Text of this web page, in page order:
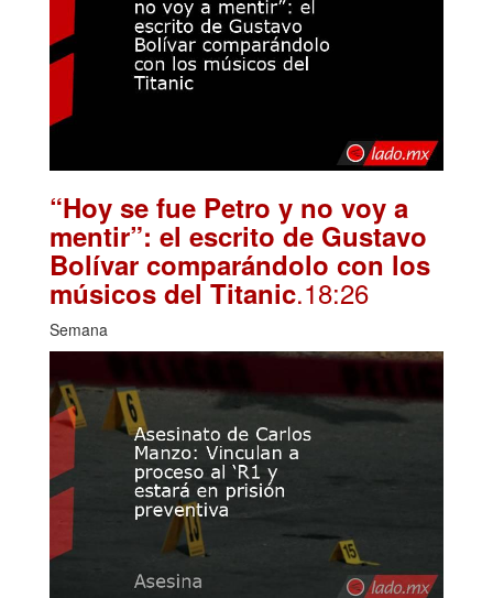
“Hoy se fue Petro y no voy a
mentir”: el escrito de Gustavo
Bolívar comparándolo con los
músicos del Titanic.18:26
Semana